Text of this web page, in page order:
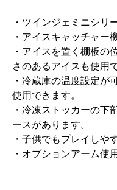
・ツインジェミニシリ
・アイスキャッチャー
・アイスを置く棚板の
さのあるアイスも使用
・冷蔵庫の温度設定が
使用できます。
・冷凍ストッカーの下
ースがあります。
・子供でもプレイしや
・オプションアーム使